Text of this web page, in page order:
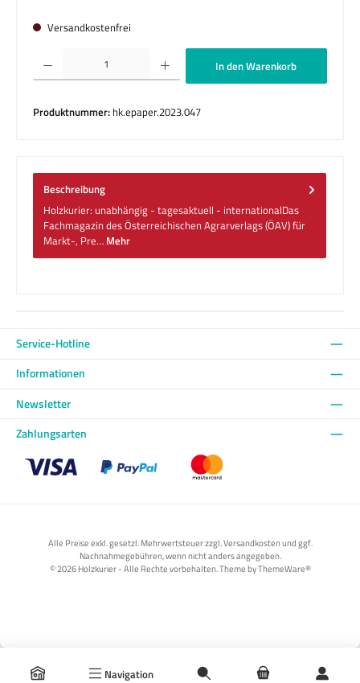
Navigation
Versandkostenfrei
Produkt Anzahl: Gib den gewünschten Wert ein oder benutze die Schaltflächen um
In den Warenkorb
Produktnummer: hk.epaper.2023.047
Beschreibung
Holzkurier: unabhängig - tagesaktuell - internationalDas
Fachmagazin des Österreichischen Agrarverlags (ÖAV) für
Markt-, Pre… Mehr
Service-Hotline
Informationen
Newsletter
Zahlungsarten
Alle Preise exkl. gesetzl. Mehrwertsteuer zzgl. Versandkosten und ggf.
Nachnahmegebühren, wenn nicht anders angegeben.
© 2026 Holzkurier - Alle Rechte vorbehalten. Theme byThemeWare®